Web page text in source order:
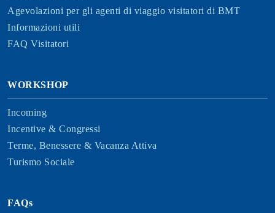
Agevolazioni per gli agenti di viaggio visitatori di BMT
Informazioni utili
FAQ Visitatori
WORKSHOP
Incoming
Incentive & Congressi
Terme, Benessere & Vacanza Attiva
Turismo Sociale
FAQs